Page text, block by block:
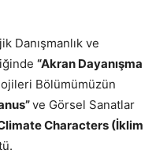
Danışmanlık ve
“Akran Dayanışma
Bölümümüzün
ve Görsel Sanatlar
Characters (İklim